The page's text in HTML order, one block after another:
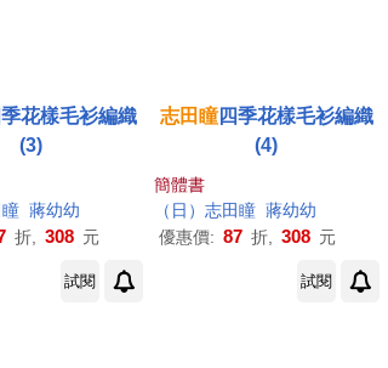
季花樣毛衫編織
(3)
瞳 蔣幼幼
折, 308 元
志田瞳四季花樣毛衫編織
(4)
簡體書
（ 日 ） 志田瞳 蔣幼幼
優惠價: 87 折, 308 元
試閱 試閱